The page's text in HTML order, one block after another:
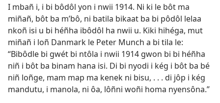
I mbañ i, i bi bôdôl yon i nwii 1914. Ni ki le bôt ma
miñañ, bôt ba m’bô, ni batila bikaat ba bi pôdôl lelaa
nkoñ isi u bi héñha ibôdôl ha nwii u. Kiki hihéga, mut
miñañ i loñ Danmark le Peter Munch a bi tila le:
“Bibôdle bi gwét bi ntôla i nwii 1914 gwon bi bi héñha
niñ i bôt ba binam hana isi. Di bi nyodi i kég i bôt ba bé
niñ loñge, mam map ma kenek ni bisu, . . . di jôp i kég
mandutu, i manola, ni ôa, lôñni woñi homa nyensôna.”